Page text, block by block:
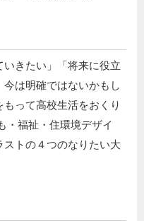
いきたい」「将来に役立
は明確ではないかもし
って高校生活をおくり
・福祉・住環境デザイ
トの４つのなりたい大